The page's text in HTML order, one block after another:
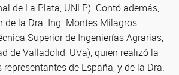
de La Plata, UNLP). Contó además,
de la Dra. Ing. Montes Milagros
Superior de Ingenierías Agrarias,
de Valladolid, UVa), quien realizó la
de España, y de la Dra.